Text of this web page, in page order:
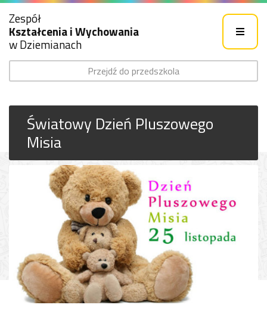
Zespół
Kształcenia i Wychowania
w Dziemianach
Przejdź do przedszkola
Światowy Dzień Pluszowego
Misia